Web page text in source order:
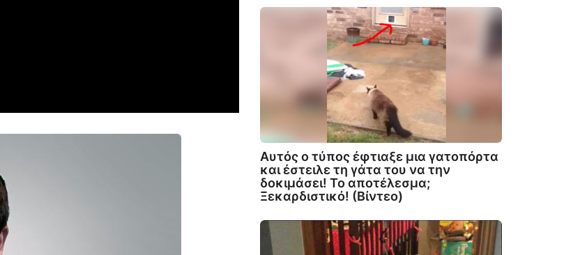
Αυτός ο τύπος έφτιαξε μια γατοπόρτα
και έστειλε τη γάτα του να την
δοκιμάσει! Το αποτέλεσμα;
Ξεκαρδιστικό! (Βίντεο)